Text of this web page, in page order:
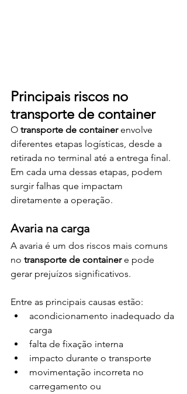
Principais riscos no
transporte de container
O transporte de container envolve
diferentes etapas logísticas, desde a
retirada no terminal até a entrega final.
Em cada uma dessas etapas, podem
surgir falhas que impactam
diretamente a operação.
Avaria na carga
A avaria é um dos riscos mais comuns
no transporte de container e pode
gerar prejuízos significativos.
Entre as principais causas estão:
acondicionamento inadequado da
carga
falta de fixação interna
impacto durante o transporte
movimentação incorreta no
carregamento ou